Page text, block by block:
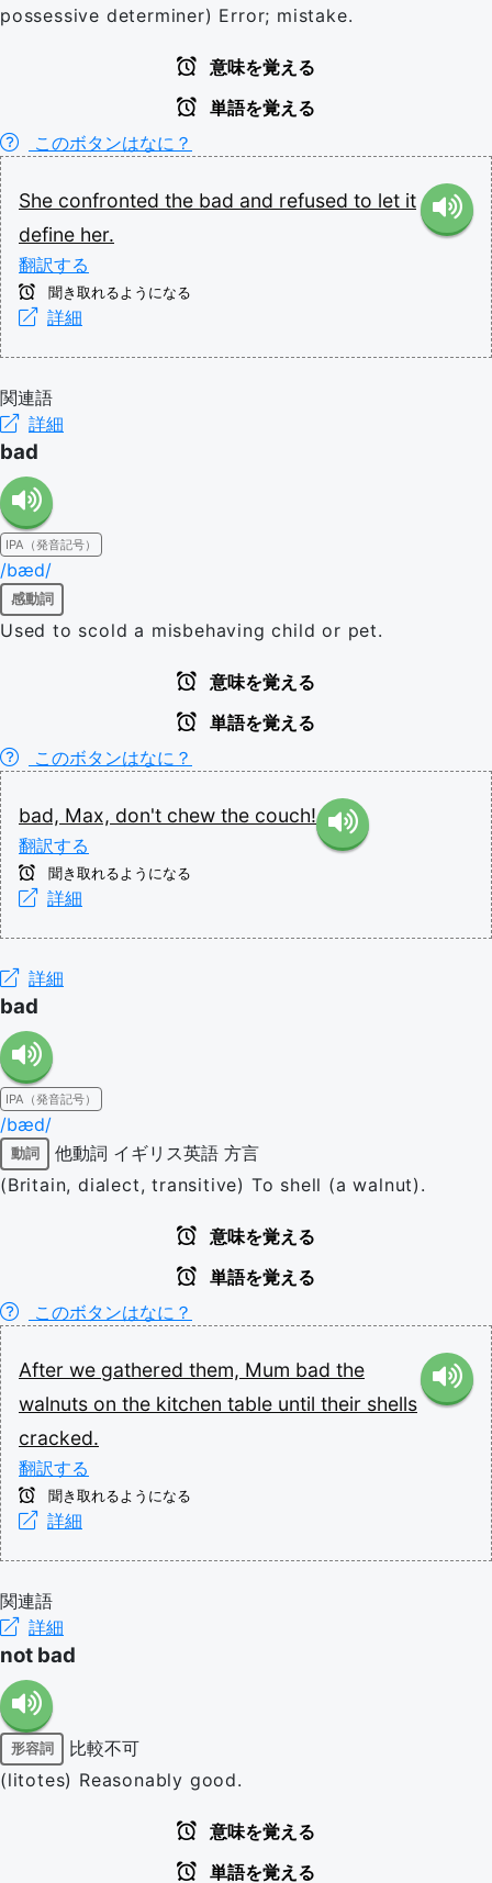
possessive determiner) Error; mistake.
意味を覚える
単語を覚える
このボタンはなに？
She confronted the bad and refused to let it
define her.
翻訳する
聞き取れるようになる
詳細
関連語
詳細
bad
IPA（発音記号）
/bæd/
感動詞
Used to scold a misbehaving child or pet.
意味を覚える
単語を覚える
このボタンはなに？
bad, Max, don't chew the couch!
翻訳する
聞き取れるようになる
詳細
詳細
bad
IPA（発音記号）
/bæd/
動詞 他動詞 イギリス英語 方言
(Britain, dialect, transitive) To shell (a walnut).
意味を覚える
単語を覚える
このボタンはなに？
After we gathered them, Mum bad the
walnuts on the kitchen table until their shells
cracked.
翻訳する
聞き取れるようになる
詳細
関連語
詳細
not bad
形容詞
比較不可
(litotes) Reasonably good.
意味を覚える
単語を覚える